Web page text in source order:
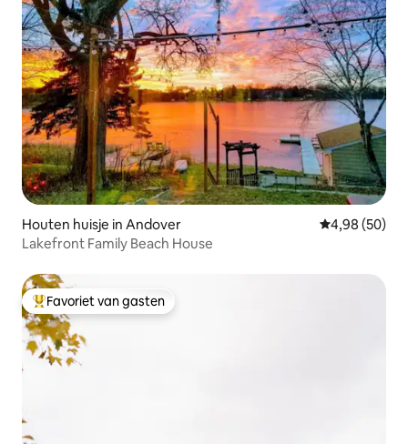
Houten huisje in Andover Gemiddelde
4,98 (50)
Lakefront Family Beach House
Topfavoriet van gasten
Favoriet van gasten